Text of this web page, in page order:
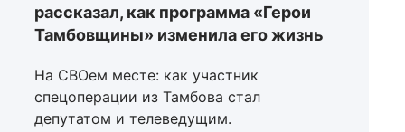
рассказал, как программа «Герои
Тамбовщины» изменила его жизнь
На СВОем месте: как участник
спецоперации из Тамбова стал
депутатом и телеведущим.